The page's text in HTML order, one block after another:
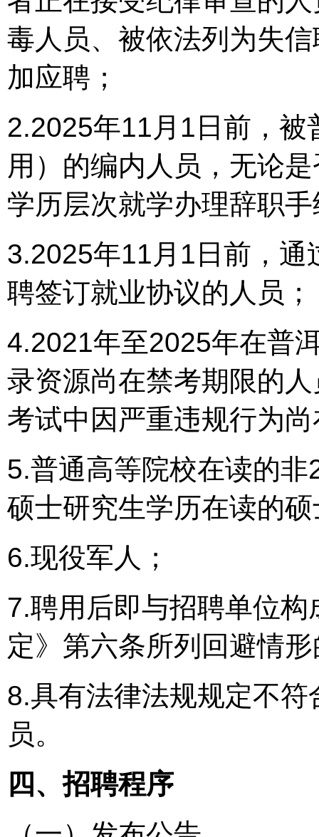
毒人员、被依法列为失
加应聘；
2.2025年11月1日前，
用）的编内人员，无论
学历层次就学办理辞职
3.2025年11月1日前，
聘签订就业协议的人员；
4.2021年至2025年在普
录资源尚在禁考期限的
考试中因严重违规行为
5.普通高等院校在读的
硕士研究生学历在读的
6.现役军人；
7.聘用后即与招聘单位
定》第六条所列回避情
8.具有法律法规规定不
员。
四、招聘程序